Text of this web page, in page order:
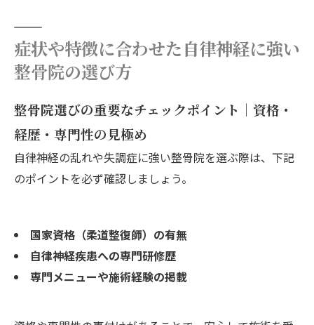
症状や特徴に合わせた自律神経に強い
整骨院の選び方
整骨院選びの重要なチェックポイント｜資格・
経歴・専門性の見極め
自律神経の乱れや失調症に強い整骨院を選ぶ際は、下記
のポイントを必ず確認しましょう。
国家資格（柔道整復師）の有無
自律神経疾患への専門研修歴
専門メニューや施術経験の掲載